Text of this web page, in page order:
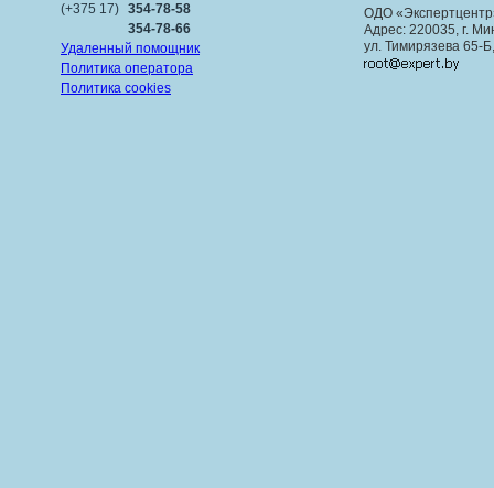
(+375 17) 354-78-58
354-78-66
Удаленный помощник
Политика оператора
Политика cookies
ОДО
Адрес: 220035, г.
ул. Тимирязева 65-